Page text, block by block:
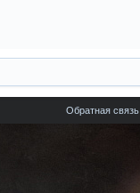
Обратная связь